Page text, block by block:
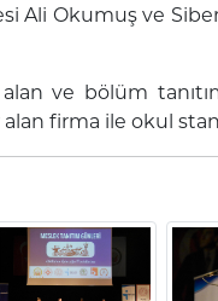
Ali Okumuş ve
ve bölüm
alan firma ile okul